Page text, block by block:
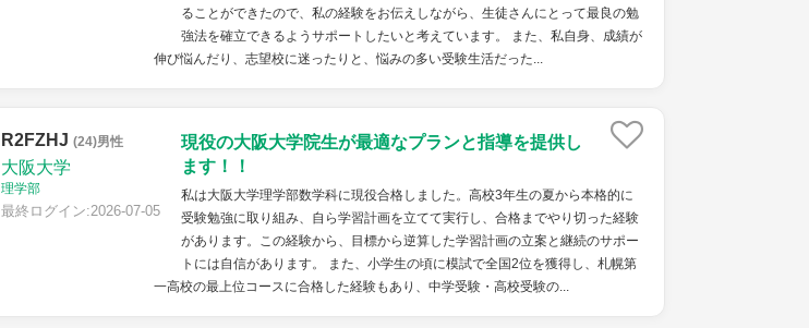
ることができたので、私の経験をお伝えしながら、生徒さんにとって最良の勉
強法を確立できるようサポートしたいと考えています。 また、私自身、成績が
伸び悩んだり、志望校に迷ったりと、悩みの多い受験生活だった...
R2FZHJ (24)男性
大阪大学
理学部
最終ログイン:2026-07-05
現役の大阪大学院生が最適なプランと指導を提供し
ます！！
私は大阪大学理学部数学科に現役合格しました。高校3年生の夏から本格的に
受験勉強に取り組み、自ら学習計画を立てて実行し、合格までやり切った経験
があります。この経験から、目標から逆算した学習計画の立案と継続のサポー
トには自信があります。 また、小学生の頃に模試で全国2位を獲得し、札幌第
一高校の最上位コースに合格した経験もあり、中学受験・高校受験の...